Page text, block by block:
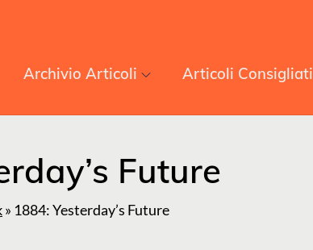
Archivio Articoli Articoli Consigliati
Future
» 1884: Yesterday’s Future